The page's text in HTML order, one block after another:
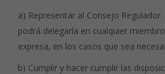
a) Representar al Consejo
podrá delegarla en cualquier
expresa, en los casos que sea
b) Cumplir y hacer cumplir las